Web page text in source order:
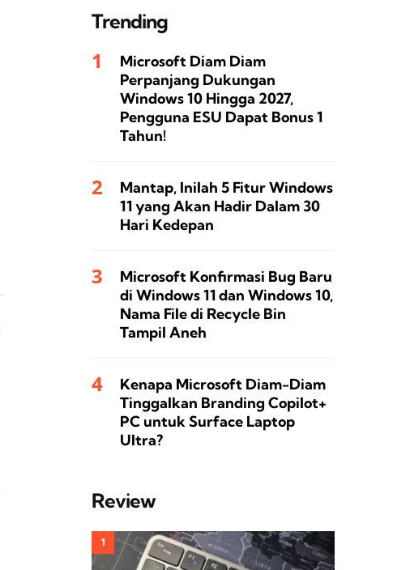
Trending
Microsoft Diam Diam
Perpanjang Dukungan
Windows 10 Hingga 2027,
Pengguna ESU Dapat Bonus 1
Tahun!
Mantap, Inilah 5 Fitur Windows
11 yang Akan Hadir Dalam 30
Hari Kedepan
Microsoft Konfirmasi Bug Baru
di Windows 11 dan Windows 10,
Nama File di Recycle Bin
Tampil Aneh
Kenapa Microsoft Diam-Diam
Tinggalkan Branding Copilot+
PC untuk Surface Laptop
Ultra?
Review